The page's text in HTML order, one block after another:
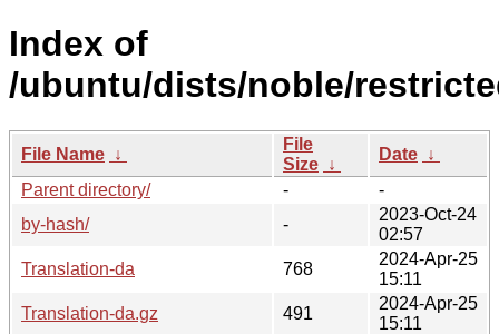
Index of
/ubuntu/dists/noble/
File Name ↓
File
Size ↓
Date ↓
Parent directory/
-
-
by-hash/
-
2023-Oct-24
02:57
Translation-da
768
2024-Apr-25
15:11
Translation-da.gz
491
2024-Apr-25
15:11